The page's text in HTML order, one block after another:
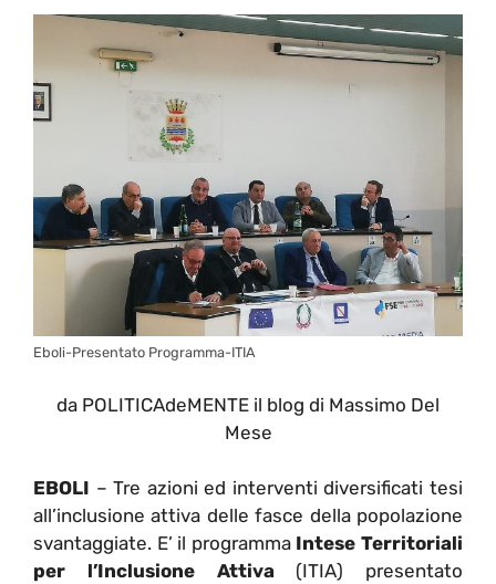
Eboli-Presentato Programma-ITIA
da POLITICAdeMENTE il blog di Massimo Del
Mese
EBOLI – Tre azioni ed interventi diversificati tesi
all’inclusione attiva delle fasce della popolazione
svantaggiate. E’ il programma Intese Territoriali
per l’Inclusione Attiva(ITIA) presentato